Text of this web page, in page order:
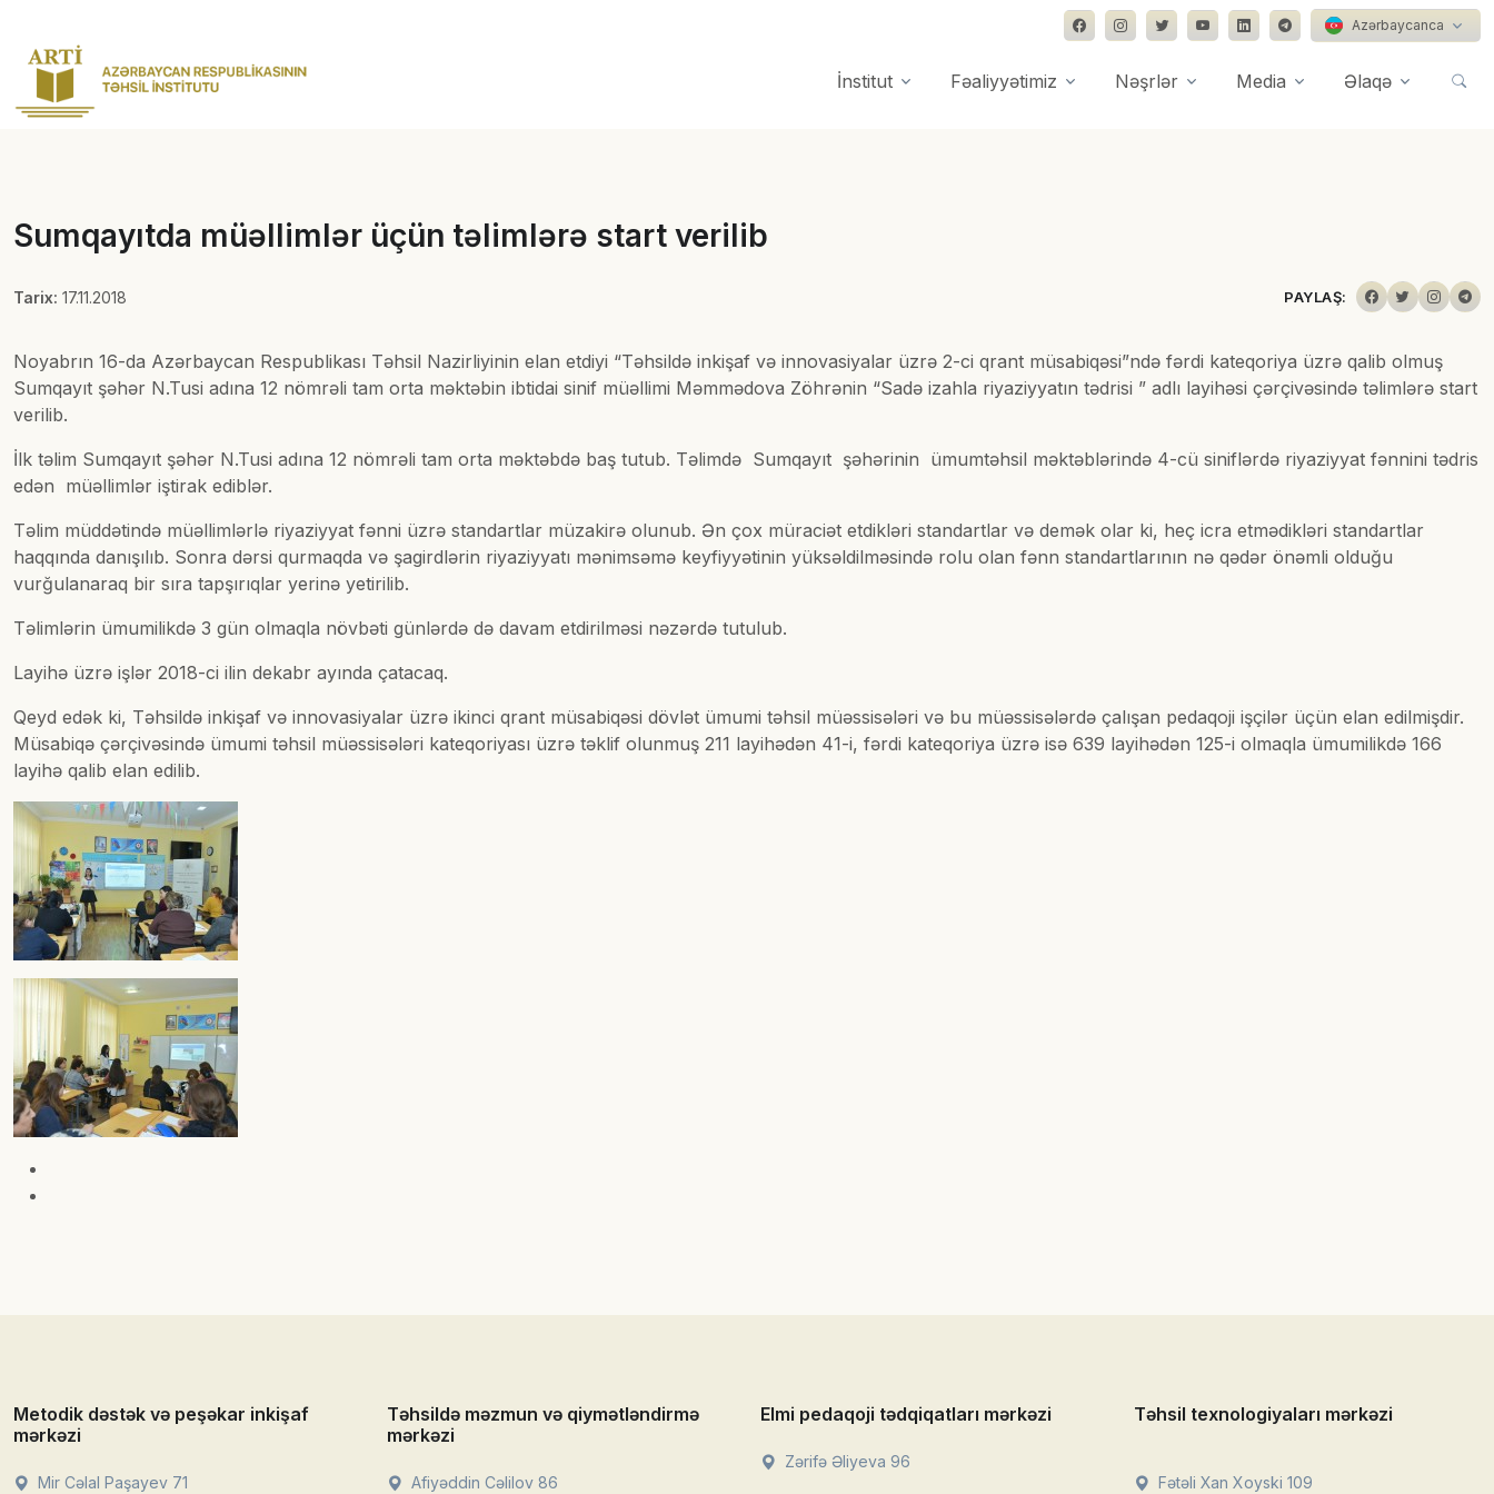
Azərbaycanca
İnstitut Fəaliyyətimiz Nəşrlər Media Əlaqə
Sumqayıtda müəllimlər üçün təlimlərə start verilib
Tarix: 17.11.2018 PAYLAŞ:
Noyabrın 16-da Azərbaycan Respublikası Təhsil Nazirliyinin elan etdiyi “Təhsildə inkişaf və innovasiyalar üzrə 2-ci qrant müsabiqəsi”ndə fərdi kateqoriya üzrə qalib olmuş
Sumqayıt şəhər N.Tusi adına 12 nömrəli tam orta məktəbin ibtidai sinif müəllimi Məmmədova Zöhrənin “Sadə izahla riyaziyyatın tədrisi ” adlı layihəsi çərçivəsində təlimlərə start
verilib.
İlk təlim Sumqayıt şəhər N.Tusi adına 12 nömrəli tam orta məktəbdə baş tutub. Təlimdə Sumqayıt şəhərinin ümumtəhsil məktəblərində 4-cü siniflərdə riyaziyyat fənnini tədris
edən müəllimlər iştirak ediblər.
Təlim müddətində müəllimlərlə riyaziyyat fənni üzrə standartlar müzakirə olunub. Ən çox müraciət etdikləri standartlar və demək olar ki, heç icra etmədikləri standartlar
haqqında danışılıb. Sonra dərsi qurmaqda və şagirdlərin riyaziyyatı mənimsəmə keyfiyyətinin yüksəldilməsində rolu olan fənn standartlarının nə qədər önəmli olduğu
vurğulanaraq bir sıra tapşırıqlar yerinə yetirilib.
Təlimlərin ümumilikdə 3 gün olmaqla növbəti günlərdə də davam etdirilməsi nəzərdə tutulub.
Layihə üzrə işlər 2018-ci ilin dekabr ayında çatacaq.
Qeyd edək ki, Təhsildə inkişaf və innovasiyalar üzrə ikinci qrant müsabiqəsi dövlət ümumi təhsil müəssisələri və bu müəssisələrdə çalışan pedaqoji işçilər üçün elan edilmişdir.
Müsabiqə çərçivəsində ümumi təhsil müəssisələri kateqoriyası üzrə təklif olunmuş 211 layihədən 41-i, fərdi kateqoriya üzrə isə 639 layihədən 125-i olmaqla ümumilikdə 166
layihə qalib elan edilib.
Metodik dəstək və peşəkar inkişaf
mərkəzi
Mir Cəlal Paşayev 71
Təhsildə məzmun və qiymətləndirmə
mərkəzi
Afiyəddin Cəlilov 86
Elmi pedaqoji tədqiqatları mərkəzi
Zərifə Əliyeva 96
Təhsil texnologiyaları mərkəzi
Fətəli Xan Xoyski 109